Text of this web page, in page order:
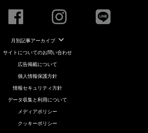
月別記事アーカイブ
サイトについてのお問い合わせ
広告掲載について
個人情報保護方針
情報セキュリティ方針
データ収集と利用について
メディアポリシー
クッキーポリシー